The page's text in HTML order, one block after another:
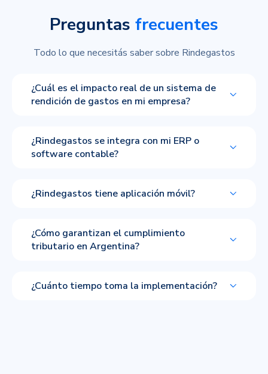
Preguntas frecuentes
Todo lo que necesitás saber sobre Rindegastos
¿Cuál es el impacto real de un sistema de
rendición de gastos en mi empresa?
¿Rindegastos se integra con mi ERP o
software contable?
¿Rindegastos tiene aplicación móvil?
¿Cómo garantizan el cumplimiento
tributario en Argentina?
¿Cuánto tiempo toma la implementación?